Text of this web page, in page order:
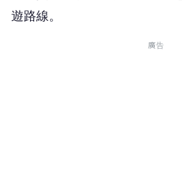
遊路線。
廣告